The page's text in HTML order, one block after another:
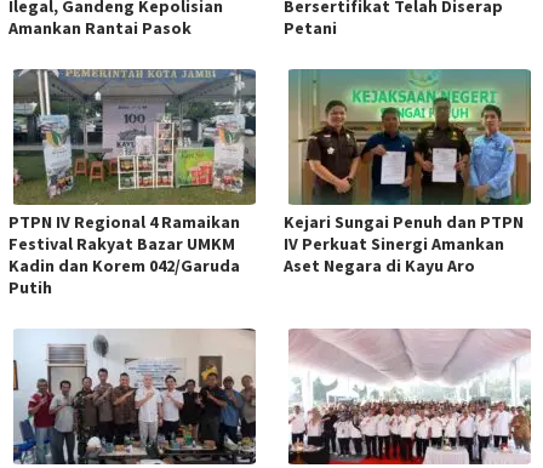
Ilegal, Gandeng Kepolisian
Amankan Rantai Pasok
Bersertifikat Telah Diserap
Petani
PTPN IV Regional 4 Ramaikan
Festival Rakyat Bazar UMKM
Kadin dan Korem 042/Garuda
Putih
Kejari Sungai Penuh dan PTPN
IV Perkuat Sinergi Amankan
Aset Negara di Kayu Aro